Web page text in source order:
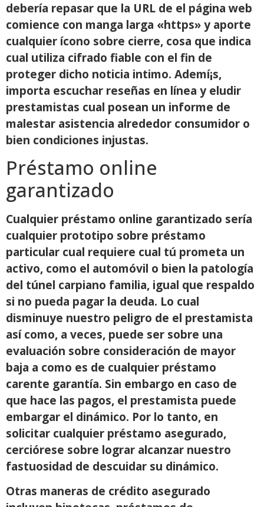
debería repasar que la URL de el página web
comience con manga larga «https» y aporte
cualquier ícono sobre cierre, cosa que indica
cual utiliza cifrado fiable con el fin de
proteger dicho noticia intimo. Ademí¡s,
importa escuchar reseñas en línea y eludir
prestamistas cual posean un informe de
malestar asistencia alrededor consumidor o
bien condiciones injustas.
Préstamo online
garantizado
Cualquier préstamo online garantizado serí­a
cualquier prototipo sobre préstamo
particular cual requiere cual tú prometa un
activo, como el automóvil o bien la patologí­a
del túnel carpiano familia, igual que respaldo
si no pueda pagar la deuda. Lo cual
disminuye nuestro peligro de el prestamista
así­ como, a veces, puede ser sobre una
evaluación sobre consideración de mayor
baja a como es de cualquier préstamo
carente garantía. Sin embargo en caso de
que hace las pagos, el prestamista puede
embargar el dinámico. Por lo tanto, en
solicitar cualquier préstamo asegurado,
cerciórese sobre lograr alcanzar nuestro
fastuosidad de descuidar su dinámico.
Otras maneras de crédito asegurado